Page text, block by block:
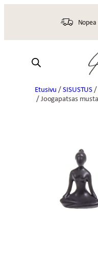
Etusivu /SISUSTUS/
/ Joogapatsas